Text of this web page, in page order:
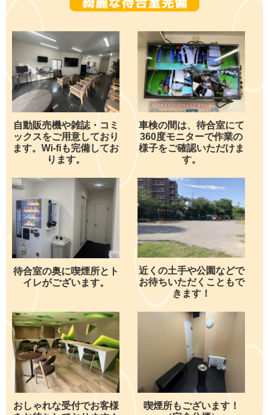
自動販売機や雑誌・コミ
ックスをご用意しており
ます。Wi-fiも完備してお
ります。
車検の間は、待合室にて
360度モニターで作業の
様子をご確認いただけま
す。
待合室の奥に喫煙所とト
イレがございます。
近くの土手や公園などで
お待ちいただくこともで
きます！
おしゃれな受付でお客様
喫煙所もございます！